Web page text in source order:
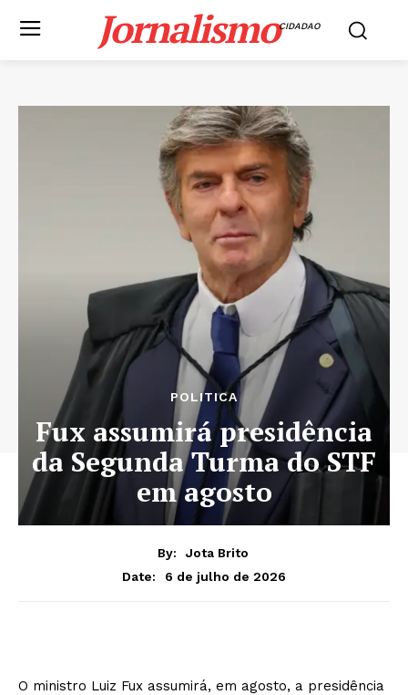
JornalismoCIDADAO
POLITICA
Fux assumirá presidência
da Segunda Turma do STF
em agosto
By:
Jota Brito
Date:
6 de julho de 2026
O ministro Luiz Fux assumirá, em agosto, a presidência